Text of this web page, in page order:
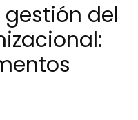
gestión del